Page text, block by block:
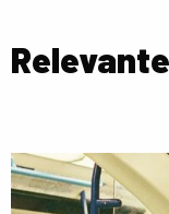
Lees
meer